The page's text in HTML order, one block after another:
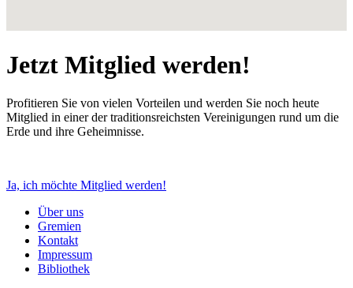
Jetzt Mitglied werden!
Profitieren Sie von vielen Vorteilen und werden Sie noch heute
Mitglied in einer der traditionsreichsten Vereinigungen rund um die
Erde und ihre Geheimnisse.
Ja, ich möchte Mitglied werden!
Über uns
Gremien
Kontakt
Impressum
Bibliothek